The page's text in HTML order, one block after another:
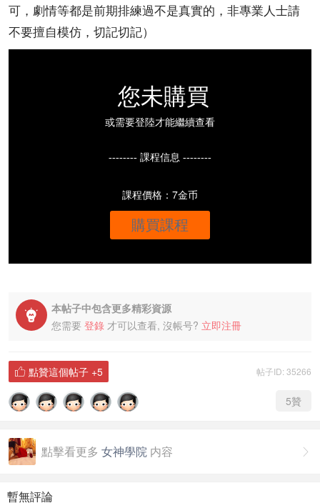
可，劇情等都是前期排練過不是真實的，非專業人士請
不要擅自模仿，切記切記）
您未購買
或需要登陸才能繼續查看
-------- 課程信息 --------
課程價格：7金币
購買課程

本帖子中包含更多精彩資源
您需要 登錄 才可以查看, 沒帳号? 立即注冊
帖子ID: 35266
 點贊這個帖子 +5
5贊

點擊看更多 女神學院 内容
暫無評論